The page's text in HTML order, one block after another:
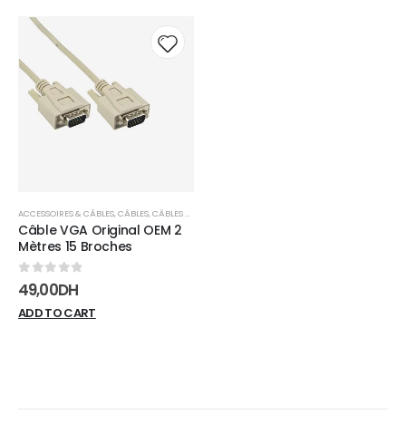
ACCESSOIRES & CÂBLES,CÂBLES,CÂBLES VGA
Câble VGA Original OEM 2
Mètres 15 Broches
0sur 5
49,00DH
ADD TO CART